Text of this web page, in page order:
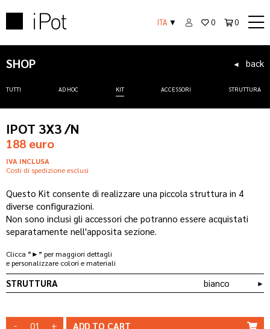
ITA ▼ 0 0
SHOP
TUTTI AD HOC KIT ACCESSORI STRUTTURA
◄ back
IPOT 3X3 /N
188 euro
IVA INCLUSA
Costi di spedizione esclusi
Questo Kit consente di realizzare una piccola struttura in 4
diverse configurazioni.
Non sono inclusi gli accessori che potranno essere acquistati
separatamente nell'apposita sezione.
Clicca “►” per maggiori dettagli
e personalizzare colori e materiali
STRUTTURA bianco ►
- + ADD TO CART